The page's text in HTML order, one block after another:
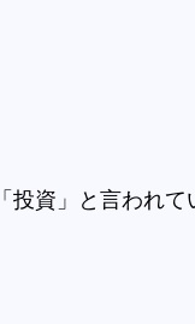
投資」と言われて